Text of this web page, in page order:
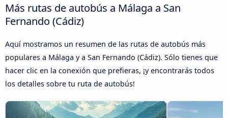
Más rutas de autobús a Málaga a San
Fernando (Cádiz)
Aquí mostramos un resumen de las rutas de autobús más
populares a Málaga y a San Fernando (Cádiz). Sólo tienes que
hacer clic en la conexión que prefieras, ¡y encontrarás todos
los detalles sobre tu ruta de autobús!